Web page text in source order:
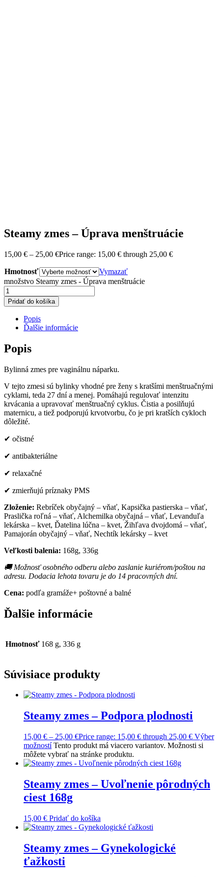
Steamy zmes – Úprava menštruácie
15,00 € – 25,00 €Price range: 15,00 € through 25,00 €
Hmotnosť
Vymazať
množstvo Steamy zmes - Úprava menštruácie
Pridať do košíka
Popis
Ďalšie informácie
Popis
Bylinná zmes pre vaginálnu náparku.
V tejto zmesi sú bylinky vhodné pre ženy s kratšími menštruačnými
cyklami, teda 27 dní a menej. Pomáhajú regulovať intenzitu
krvácania a upravovať menštruačný cyklus. Čistia a posilňujú
maternicu, a tiež podporujú krvotvorbu, čo je pri kratších cykloch
dôležité.
✔ očistné
✔ antibakteriálne
✔ relaxačné
✔ zmierňujú príznaky PMS
Zloženie: Rebríček obyčajný – vňať, Kapsička pastierska – vňať,
Praslička roľná – vňať, Alchemilka obyčajná – vňať, Levanduľa
lekárska – kvet, Ďatelina lúčna – kvet, Žihľava dvojdomá – vňať,
Pamajorán obyčajný – vňať, Nechtík lekársky – kvet
Veľkosti balenia: 168g, 336g
🚚 Možnosť osobného odberu alebo zaslanie kuriérom/poštou na
adresu. Dodacia lehota tovaru je do 14 pracovných dní.
Cena: podľa gramáže+ poštovné a balné
Ďalšie informácie
Hmotnosť 168 g, 336 g
Súvisiace produkty
Steamy zmes – Podpora plodnosti
15,00 € – 25,00 €Price range: 15,00 € through 25,00 € Výber
možností Tento produkt má viacero variantov. Možnosti si
môžete vybrať na stránke produktu.
Steamy zmes – Uvoľnenie pôrodných
ciest 168g
15,00 € Pridať do košíka
Steamy zmes – Gynekologické
ťažkosti